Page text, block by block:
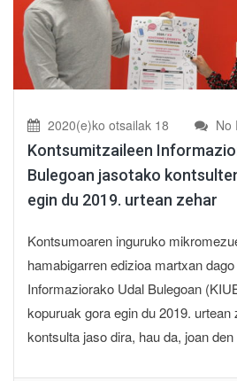
2020(e)ko otsailak 18 No
Kontsumitzaileen
Bulegoan jasotako
egin du 2019. urtean zehar
Kontsumoaren inguruko
hamabigarren edizioa martxan
Informaziorako Udal Bulegoan
kopuruak gora egin du 2019. urtean
kontsulta jaso dira, hau da, joan